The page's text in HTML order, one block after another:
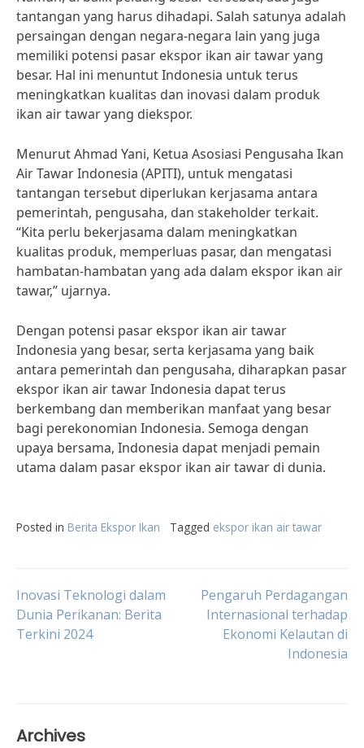
tantangan yang harus dihadapi. Salah satunya adalah
persaingan dengan negara-negara lain yang juga
memiliki potensi pasar ekspor ikan air tawar yang
besar. Hal ini menuntut Indonesia untuk terus
meningkatkan kualitas dan inovasi dalam produk
ikan air tawar yang diekspor.
Menurut Ahmad Yani, Ketua Asosiasi Pengusaha Ikan
Air Tawar Indonesia (APITI), untuk mengatasi
tantangan tersebut diperlukan kerjasama antara
pemerintah, pengusaha, dan stakeholder terkait.
“Kita perlu bekerjasama dalam meningkatkan
kualitas produk, memperluas pasar, dan mengatasi
hambatan-hambatan yang ada dalam ekspor ikan air
tawar,” ujarnya.
Dengan potensi pasar ekspor ikan air tawar
Indonesia yang besar, serta kerjasama yang baik
antara pemerintah dan pengusaha, diharapkan pasar
ekspor ikan air tawar Indonesia dapat terus
berkembang dan memberikan manfaat yang besar
bagi perekonomian Indonesia. Semoga dengan
upaya bersama, Indonesia dapat menjadi pemain
utama dalam pasar ekspor ikan air tawar di dunia.
Posted in Berita Ekspor Ikan Tagged ekspor ikan air tawar
Post
navigation
Inovasi Teknologi dalam
Dunia Perikanan: Berita
Terkini 2024
Pengaruh Perdagangan
Internasional terhadap
Ekonomi Kelautan di
Indonesia
Archives